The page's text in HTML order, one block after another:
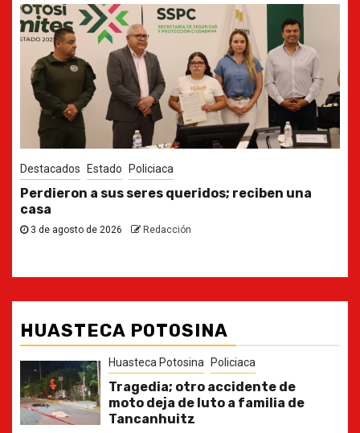
Destacados Estado
Ya casi, el quinto informe del Gobernador
30 de julio de 2026
HUASTECA POTOSINA
Huasteca Potosina Policiaca
Tragedia; otro accidente de
moto deja de luto a familia de
Tancanhuitz